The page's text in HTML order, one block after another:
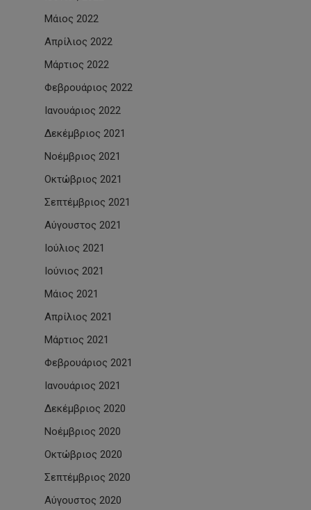
Μάιος 2022
Απρίλιος 2022
Μάρτιος 2022
Φεβρουάριος 2022
Ιανουάριος 2022
Δεκέμβριος 2021
Νοέμβριος 2021
Οκτώβριος 2021
Σεπτέμβριος 2021
Αύγουστος 2021
Ιούλιος 2021
Ιούνιος 2021
Μάιος 2021
Απρίλιος 2021
Μάρτιος 2021
Φεβρουάριος 2021
Ιανουάριος 2021
Δεκέμβριος 2020
Νοέμβριος 2020
Οκτώβριος 2020
Σεπτέμβριος 2020
Αύγουστος 2020